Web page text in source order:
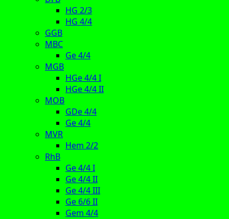
HG 2/3
HG 4/4
GGB
MBC
Ge 4/4
MGB
HGe 4/4 I
HGe 4/4 II
MOB
GDe 4/4
Ge 4/4
MVR
Hem 2/2
RhB
Ge 4/4 I
Ge 4/4 II
Ge 4/4 III
Ge 6/6 II
Gem 4/4